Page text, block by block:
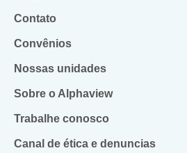
Contato
Convênios
Nossas unidades
Sobre o Alphaview
Trabalhe conosco
Canal de ética e denuncias